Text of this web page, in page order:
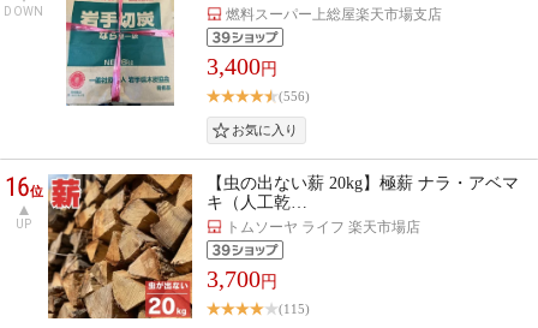
DOWN 燃料スーパー上総屋楽天市場支店
3,400円
(556)
16位
UP
【虫の出ない薪 20kg】極薪 ナラ・アベマ
キ（人工乾…
トムソーヤ ライフ 楽天市場店
3,700円
(115)